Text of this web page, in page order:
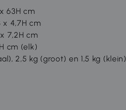
63H cm
x 4,7H cm
7,2H cm
cm (elk)
2,5 kg (groot) en 1,5 kg (klein)